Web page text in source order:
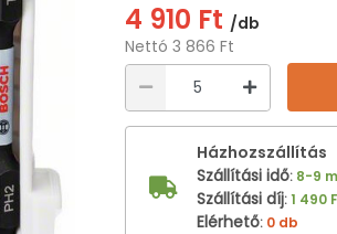
4 910 Ft /db
Nettó 3 866 Ft
Házhozszállítás
Szállítási idő: 8-9
Szállítási díj:1 490
Elérhető: 0 db